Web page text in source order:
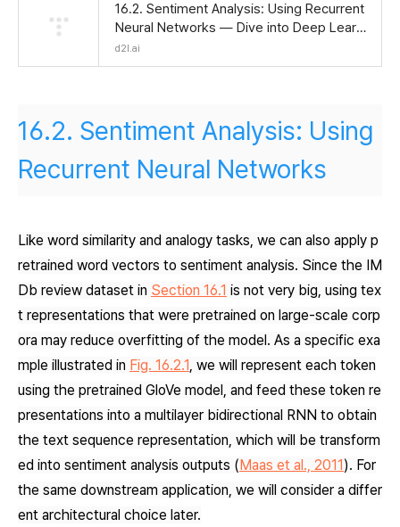
16.2. Sentiment Analysis: Using Recurrent
Neural Networks — Dive into Deep Learni
ng 1.0.3 documentation
d2l.ai
16.2. Sentiment Analysis: Using
Recurrent Neural Networks
Like word similarity and analogy tasks, we can also apply p
retrained word vectors to sentiment analysis. Since the IM
Db review dataset in Section 16.1 is not very big, using tex
t representations that were pretrained on large-scale corp
ora may reduce overfitting of the model. As a specific exa
mple illustrated in Fig. 16.2.1, we will represent each token
using the pretrained GloVe model, and feed these token re
presentations into a multilayer bidirectional RNN to obtain
the text sequence representation, which will be transform
ed into sentiment analysis outputs ( Maas et al., 2011 ). For
the same downstream application, we will consider a differ
ent architectural choice later.